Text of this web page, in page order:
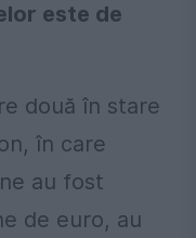
este de
două în stare
în care
au fost
de euro, au